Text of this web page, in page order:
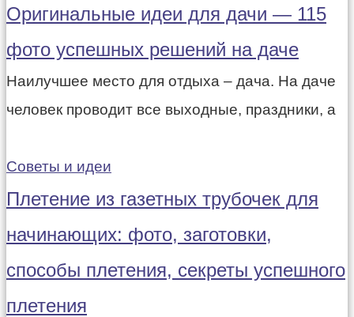
Оригинальные идеи для дачи — 115
фото успешных решений на даче
Наилучшее место для отдыха – дача. На даче
человек проводит все выходные, праздники, а
Советы и идеи
Плетение из газетных трубочек для
начинающих: фото, заготовки,
способы плетения, секреты успешного
плетения